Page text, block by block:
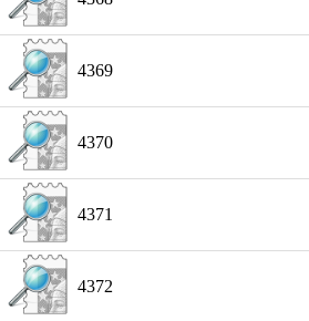
4369
4370
4371
4372